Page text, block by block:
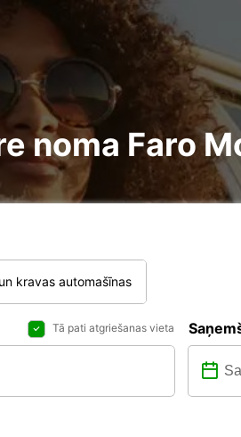
noma Faro
kravas automašīnas
Tā pati atgriešanas vieta